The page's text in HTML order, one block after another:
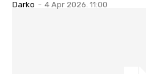
Darko - 4 Apr 2026. 11:00